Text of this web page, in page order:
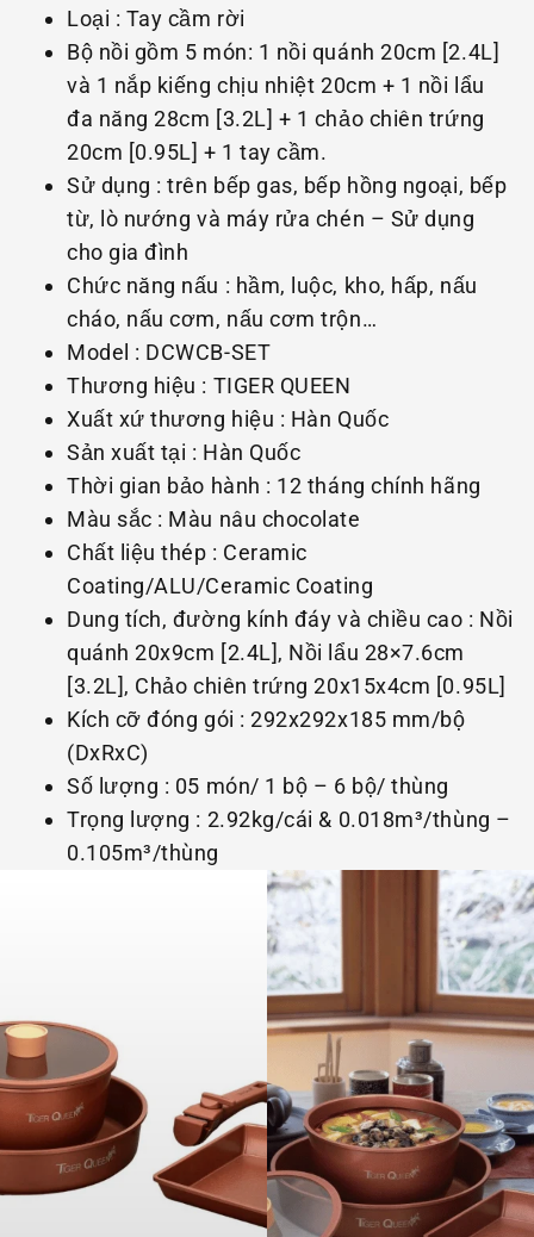
Loại : Tay cầm rời
Bộ nồi gồm 5 món: 1 nồi quánh 20cm [2.4L]
và 1 nắp kiếng chịu nhiệt 20cm + 1 nồi lẩu
đa năng 28cm [3.2L] + 1 chảo chiên trứng
20cm [0.95L] + 1 tay cầm.
Sử dụng : trên bếp gas, bếp hồng ngoại, bếp
từ, lò nướng và máy rửa chén – Sử dụng
cho gia đình
Chức năng nấu : hầm, luộc, kho, hấp, nấu
cháo, nấu cơm, nấu cơm trộn…
Model : DCWCB-SET
Thương hiệu : TIGER QUEEN
Xuất xứ thương hiệu : Hàn Quốc
Sản xuất tại : Hàn Quốc
Thời gian bảo hành : 12 tháng chính hãng
Màu sắc : Màu nâu chocolate
Chất liệu thép : Ceramic
Coating/ALU/Ceramic Coating
Dung tích, đường kính đáy và chiều cao : Nồi
quánh 20x9cm [2.4L], Nồi lẩu 28×7.6cm
[3.2L], Chảo chiên trứng 20x15x4cm [0.95L]
Kích cỡ đóng gói : 292x292x185 mm/bộ
(DxRxC)
Số lượng : 05 món/ 1 bộ – 6 bộ/ thùng
Trọng lượng : 2.92kg/cái & 0.018m³/thùng –
0.105m³/thùng